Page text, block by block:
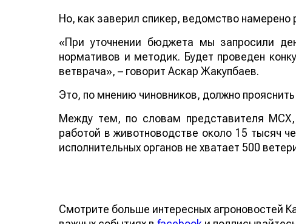
Но, как заверил спикер, ведомство
«При уточнении бюджета мы запросили
нормативов и методик. Будет проведен
ветврача», – говорит Аскар Жакупбаев.
Это, по мнению чиновников, должно
Между тем, по словам представителя МСХ,
работой в животноводстве около 15 тысяч
исполнительных органов не хватает 500
Смотрите больше интересных агроновостей